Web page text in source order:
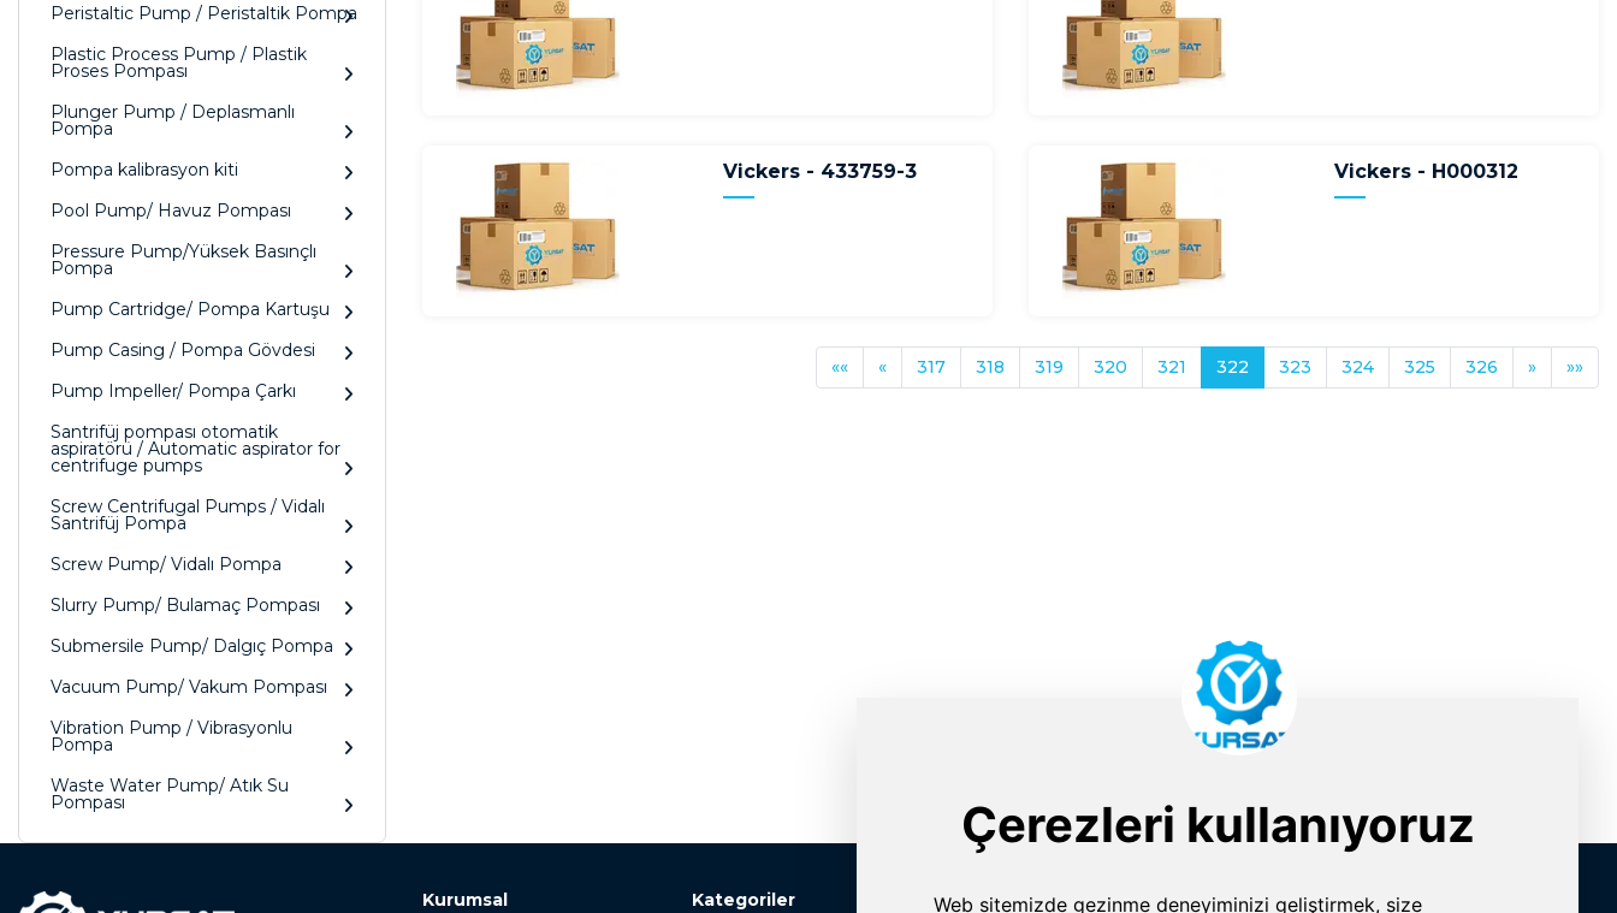
Peristaltic Pump / Peristaltik Pompa
Plastic Process Pump / Plastik
Proses Pompası
Plunger Pump / Deplasmanlı
Pompa
Pompa kalibrasyon kiti
Pool Pump/ Havuz Pompası
Pressure Pump/Yüksek Basınçlı
Pompa
Pump Cartridge/ Pompa Kartuşu
Pump Casing / Pompa Gövdesi
Pump Impeller/ Pompa Çarkı
Santrifüj pompası otomatik
aspiratörü / Automatic aspirator for
centrifuge pumps
Screw Centrifugal Pumps / Vidalı
Santrifüj Pompa
Screw Pump/ Vidalı Pompa
Slurry Pump/ Bulamaç Pompası
Submersile Pump/ Dalgıç Pompa
Vacuum Pump/ Vakum Pompası
Vibration Pump / Vibrasyonlu
Pompa
Waste Water Pump/ Atık Su
Pompası
Vickers - 433759-3 Vickers - H000312
«« « 317 318 319 320 321 322 323 324 325 326 » »»
Kurumsal Kategoriler İletişim Bilgileri